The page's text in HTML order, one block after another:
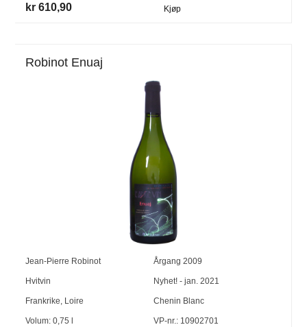
kr 610,90 Kjøp
Robinot Enuaj
Jean-Pierre Robinot Årgang 2009
Hvitvin Nyhet! - jan. 2021
Frankrike Loire Chenin Blanc
Volum:0,75 l
VP-nr.:10902701